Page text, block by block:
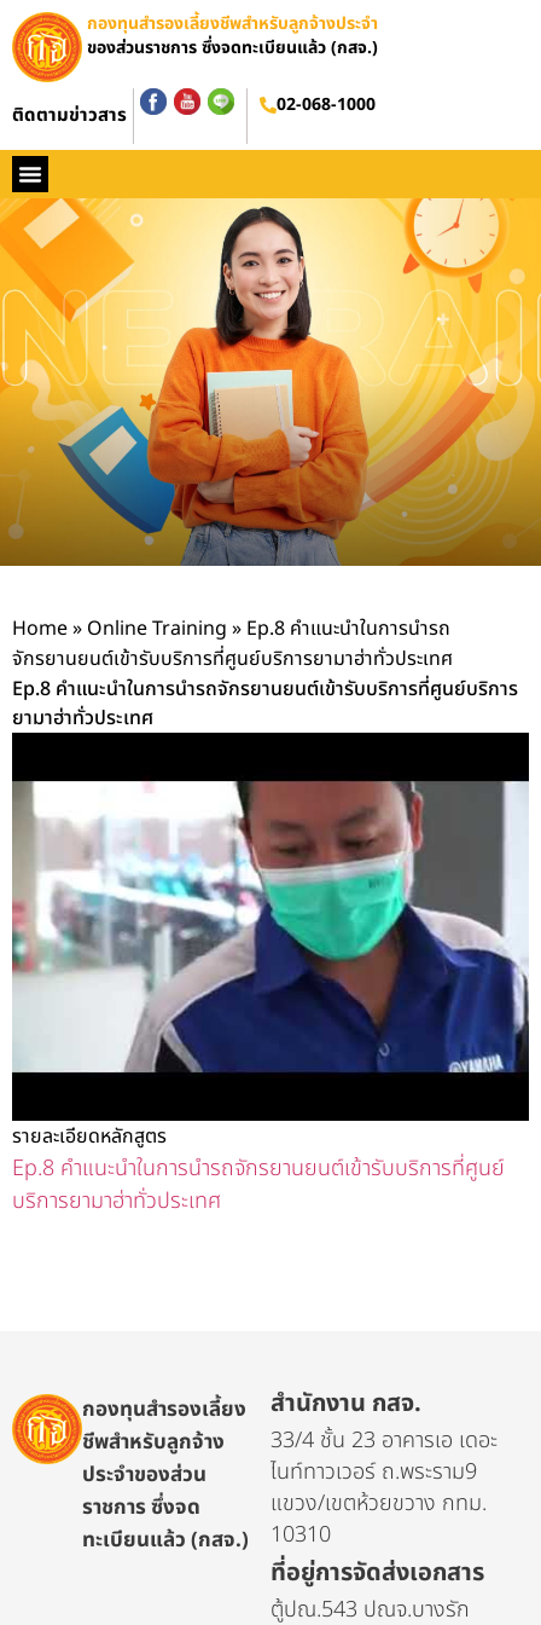
กองทุนสำรองเลี้ยงชีพสำหรับลูกจ้างประจำ
ของส่วนราชการ ซึ่งจดทะเบียนแล้ว (กสจ.)
ติดตามข่าวสาร 02-068-1000
อบรมออนไลน์
Home» Online Training » Ep.8 คำแนะนำในการนำรถ
จักรยานยนต์เข้ารับบริการที่ศูนย์บริการยามาฮ่าทั่วประเทศ
Ep.8 คำแนะนำในการนำรถจักรยานยนต์เข้ารับบริการที่ศูนย์บริการ
ยามาฮ่าทั่วประเทศ
รายละเอียดหลักสูตร
Ep.8 คำแนะนำในการนำรถจักรยานยนต์เข้ารับบริการที่ศูนย์
บริการยามาฮ่าทั่วประเทศ
กองทุนสำรองเลี้ยง
ชีพสำหรับลูกจ้าง
ประจำของส่วน
ราชการ ซึ่งจด
ทะเบียนแล้ว (กสจ.)
สำนักงาน กสจ.
33/4 ชั้น 23 อาคารเอ เดอะ
ไนท์ทาวเวอร์ ถ.พระราม9
แขวง/เขตห้วยขวาง กทม.
10310
ที่อยู่การจัดส่งเอกสาร
ตู้ปณ.543 ปณจ.บางรัก